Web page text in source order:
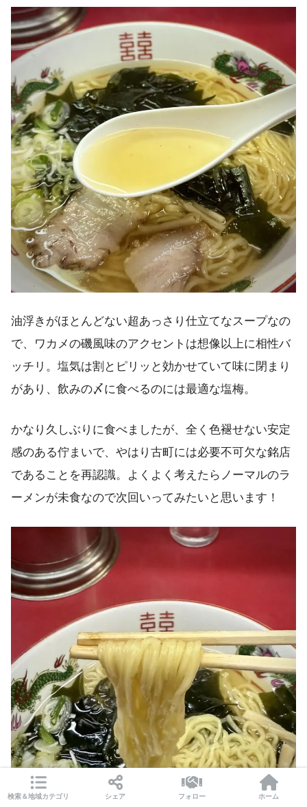
油浮きがほとんどない超あっさり仕立てなスープなの
で、ワカメの磯風味のアクセントは想像以上に相性バ
ッチリ。塩気は割とピリッと効かせていて味に閉まり
があり、飲みの〆に食べるのには最適な塩梅。
かなり久しぶりに食べましたが、全く色褪せない安定
感のある佇まいで、やはり古町には必要不可欠な銘店
であることを再認識。よくよく考えたらノーマルのラ
ーメンが未食なので次回いってみたいと思います！
検索＆地域カテゴリ シェア フォロー ホーム